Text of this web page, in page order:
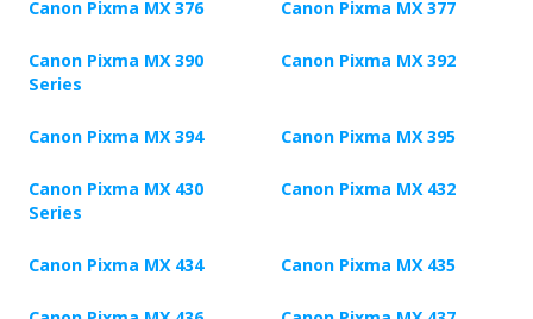
Canon Pixma MX 376 Canon Pixma MX 377
Canon Pixma MX 390
Series
Canon Pixma MX 392
Canon Pixma MX 394 Canon Pixma MX 395
Canon Pixma MX 430
Series
Canon Pixma MX 432
Canon Pixma MX 434 Canon Pixma MX 435